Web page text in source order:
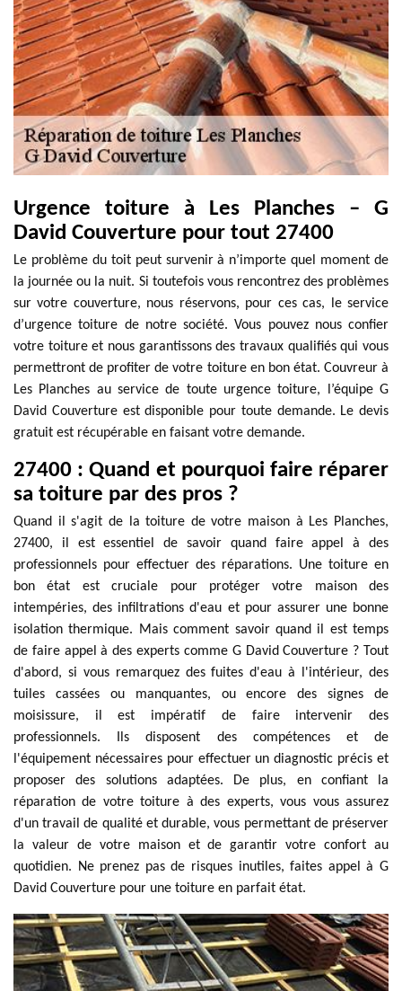
Urgence toiture à Les Planches – G
David Couverture pour tout 27400
Le problème du toit peut survenir à n’importe quel moment de
la journée ou la nuit. Si toutefois vous rencontrez des problèmes
sur votre couverture, nous réservons, pour ces cas, le service
d’urgence toiture de notre société. Vous pouvez nous confier
votre toiture et nous garantissons des travaux qualifiés qui vous
permettront de profiter de votre toiture en bon état. Couvreur à
Les Planches au service de toute urgence toiture, l’équipe G
David Couverture est disponible pour toute demande. Le devis
gratuit est récupérable en faisant votre demande.
27400 : Quand et pourquoi faire réparer
sa toiture par des pros ?
Quand il s'agit de la toiture de votre maison à Les Planches,
27400, il est essentiel de savoir quand faire appel à des
professionnels pour effectuer des réparations. Une toiture en
bon état est cruciale pour protéger votre maison des
intempéries, des infiltrations d'eau et pour assurer une bonne
isolation thermique. Mais comment savoir quand il est temps
de faire appel à des experts comme G David Couverture ? Tout
d'abord, si vous remarquez des fuites d'eau à l'intérieur, des
tuiles cassées ou manquantes, ou encore des signes de
moisissure, il est impératif de faire intervenir des
professionnels. Ils disposent des compétences et de
l'équipement nécessaires pour effectuer un diagnostic précis et
proposer des solutions adaptées. De plus, en confiant la
réparation de votre toiture à des experts, vous vous assurez
d'un travail de qualité et durable, vous permettant de préserver
la valeur de votre maison et de garantir votre confort au
quotidien. Ne prenez pas de risques inutiles, faites appel à G
David Couverture pour une toiture en parfait état.